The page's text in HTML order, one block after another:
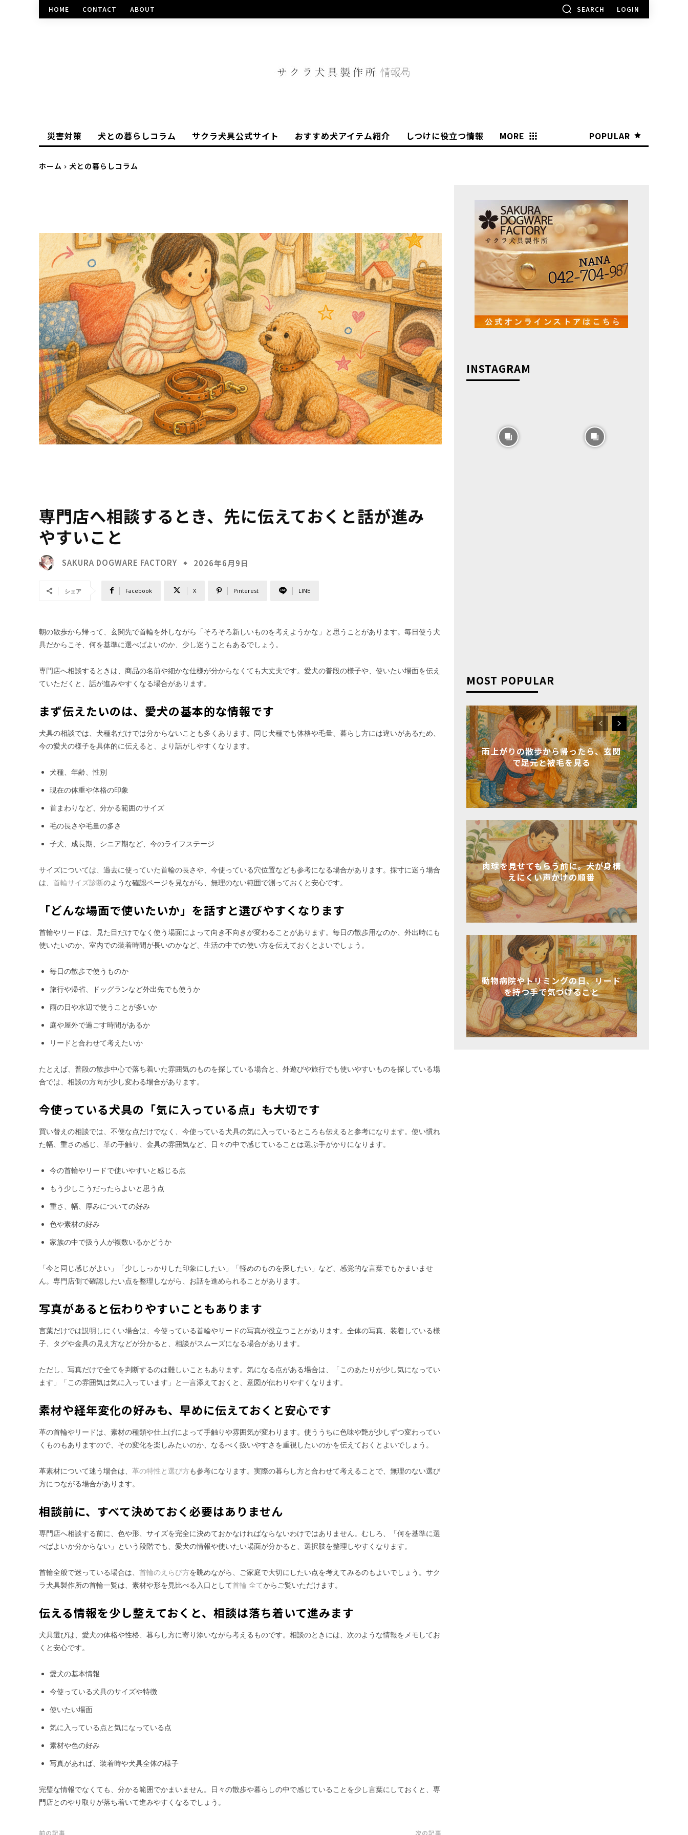
HOME CONTACT ABOUT SEARCH LOGIN
POPULAR
災害対策 犬との暮らしコラム サクラ犬具公式サイト おすすめ犬アイテム紹介 しつけに役立つ情報 MORE
ホーム 犬との暮らしコラム
専門店へ相談するとき、先に伝えておくと話が進み
やすいこと
SAKURA DOGWARE FACTORY 2026年6月9日
シェア Facebook X Pinterest LINE
朝の散歩から帰って、玄関先で首輪を外しながら「そろそろ新しいものを考えようかな」と思うことがあります。毎日使う犬
具だからこそ、何を基準に選べばよいのか、少し迷うこともあるでしょう。
専門店へ相談するときは、商品の名前や細かな仕様が分からなくても大丈夫です。愛犬の普段の様子や、使いたい場面を伝え
ていただくと、話が進みやすくなる場合があります。
まず伝えたいのは、愛犬の基本的な情報です
犬具の相談では、犬種名だけでは分からないことも多くあります。同じ犬種でも体格や毛量、暮らし方には違いがあるため、
今の愛犬の様子を具体的に伝えると、より話がしやすくなります。
犬種、年齢、性別
現在の体重や体格の印象
首まわりなど、分かる範囲のサイズ
毛の長さや毛量の多さ
子犬、成長期、シニア期など、今のライフステージ
サイズについては、過去に使っていた首輪の長さや、今使っている穴位置なども参考になる場合があります。採寸に迷う場合
は、 首輪サイズ診断のような確認ページを見ながら、無理のない範囲で測っておくと安心です。
「どんな場面で使いたいか」を話すと選びやすくなります
首輪やリードは、見た目だけでなく使う場面によって向き不向きが変わることがあります。毎日の散歩用なのか、外出時にも
使いたいのか、室内での装着時間が長いのかなど、生活の中での使い方を伝えておくとよいでしょう。
毎日の散歩で使うものか
旅行や帰省、ドッグランなど外出先でも使うか
雨の日や水辺で使うことが多いか
庭や屋外で過ごす時間があるか
リードと合わせて考えたいか
たとえば、普段の散歩中心で落ち着いた雰囲気のものを探している場合と、外遊びや旅行でも使いやすいものを探している場
合では、相談の方向が少し変わる場合があります。
今使っている犬具の「気に入っている点」も大切です
買い替えの相談では、不便な点だけでなく、今使っている犬具の気に入っているところも伝えると参考になります。使い慣れ
た幅、重さの感じ、革の手触り、金具の雰囲気など、日々の中で感じていることは選ぶ手がかりになります。
今の首輪やリードで使いやすいと感じる点
もう少しこうだったらよいと思う点
重さ、幅、厚みについての好み
色や素材の好み
家族の中で扱う人が複数いるかどうか
「今と同じ感じがよい」「少ししっかりした印象にしたい」「軽めのものを探したい」など、感覚的な言葉でもかまいませ
ん。専門店側で確認したい点を整理しながら、お話を進められることがあります。
写真があると伝わりやすいこともあります
言葉だけでは説明しにくい場合は、今使っている首輪やリードの写真が役立つことがあります。全体の写真、装着している様
子、タグや金具の見え方などが分かると、相談がスムーズになる場合があります。
ただし、写真だけで全てを判断するのは難しいこともあります。気になる点がある場合は、「このあたりが少し気になってい
ます」「この雰囲気は気に入っています」と一言添えておくと、意図が伝わりやすくなります。
素材や経年変化の好みも、早めに伝えておくと安心です
革の首輪やリードは、素材の種類や仕上げによって手触りや雰囲気が変わります。使ううちに色味や艶が少しずつ変わってい
くものもありますので、その変化を楽しみたいのか、なるべく扱いやすさを重視したいのかを伝えておくとよいでしょう。
革素材について迷う場合は、 革の特性と選び方も参考になります。実際の暮らし方と合わせて考えることで、無理のない選び
方につながる場合があります。
相談前に、すべて決めておく必要はありません
専門店へ相談する前に、色や形、サイズを完全に決めておかなければならないわけではありません。むしろ、「何を基準に選
べばよいか分からない」という段階でも、愛犬の情報や使いたい場面が分かると、選択肢を整理しやすくなります。
首輪全般で迷っている場合は、 首輪のえらび方を眺めながら、ご家庭で大切にしたい点を考えてみるのもよいでしょう。サク
ラ犬具製作所の首輪一覧は、素材や形を見比べる入口として首輪 全てからご覧いただけます。
伝える情報を少し整えておくと、相談は落ち着いて進みます
犬具選びは、愛犬の体格や性格、暮らし方に寄り添いながら考えるものです。相談のときには、次のような情報をメモしてお
くと安心です。
愛犬の基本情報
今使っている犬具のサイズや特徴
使いたい場面
気に入っている点と気になっている点
素材や色の好み
写真があれば、装着時や犬具全体の様子
完璧な情報でなくても、分かる範囲でかまいません。日々の散歩や暮らしの中で感じていることを少し言葉にしておくと、専
門店とのやり取りが落ち着いて進みやすくなるでしょう。
前の記事 次の記事
INSTAGRAM
MOST POPULAR
雨上がりの散歩から帰ったら、玄関
で足元と被毛を見る
肉球を見せてもらう前に。犬が身構
えにくい声かけの順番
動物病院やトリミングの日、リード
を持つ手で気づけること